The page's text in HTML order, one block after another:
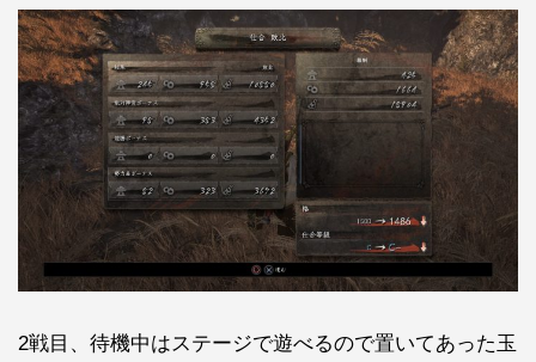
2戦目、待機中はステージで遊べるので置いてあった玉